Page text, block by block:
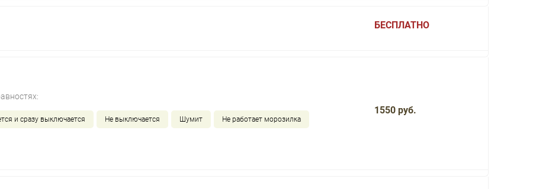
БЕСПЛАТНО
и сразу выключается Не выключается Шумит Не работает морозилка
1550 руб.